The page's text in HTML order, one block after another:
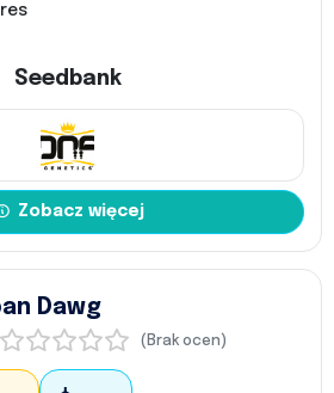
Seedbank
Zobacz więcej
Dawg
(Brak ocen)